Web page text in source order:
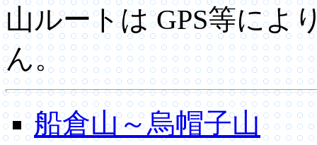
山ルートは GPS等によ
ん。
船倉山～烏帽子山